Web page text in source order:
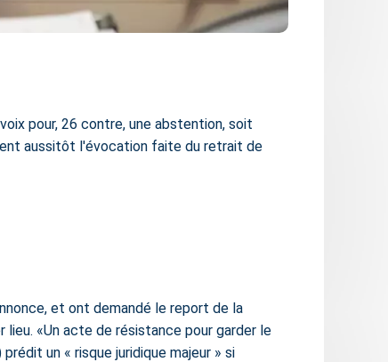
pour, 26 contre, une abstention, soit
aussitôt l'évocation faite du retrait de
et ont demandé le report de la
lieu.
Un acte de résistance pour garder le
un « risque juridique majeur » si